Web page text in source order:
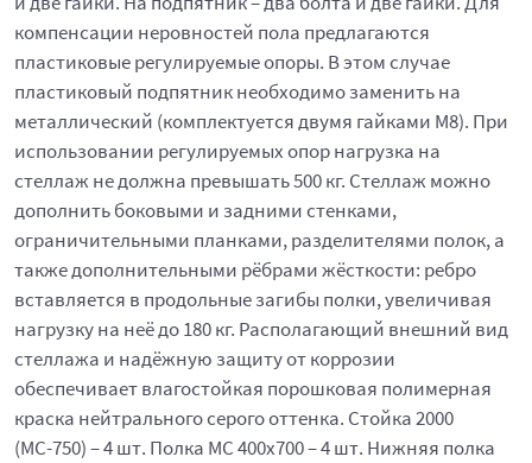
компенсации неровностей пола предлагаются
пластиковые регулируемые опоры. В этом случае
пластиковый подпятник необходимо заменить на
металлический (комплектуется двумя гайками М8). При
использовании регулируемых опор нагрузка на
стеллаж не должна превышать 500 кг. Стеллаж можно
дополнить боковыми и задними стенками,
ограничительными планками, разделителями полок, а
также дополнительными рёбрами жёсткости: ребро
вставляется в продольные загибы полки, увеличивая
нагрузку на неё до 180 кг. Располагающий внешний вид
стеллажа и надёжную защиту от коррозии
обеспечивает влагостойкая порошковая полимерная
краска нейтрального серого оттенка. Стойка 2000
(МС-750) – 4 шт. Полка МС 400x700 – 4 шт. Нижняя полка